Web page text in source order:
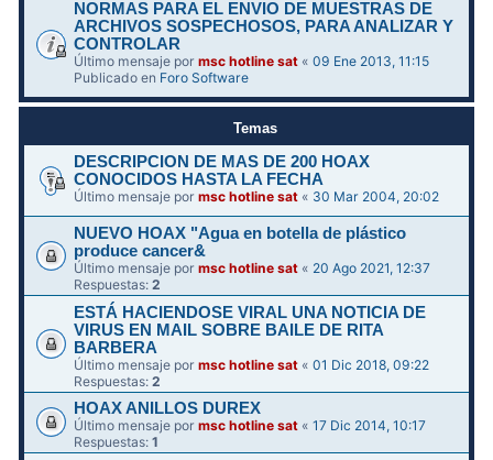
NORMAS PARA EL ENVIO DE MUESTRAS DE
ARCHIVOS SOSPECHOSOS, PARA ANALIZAR Y
CONTROLAR
Último mensaje pormsc hotline sat «09 Ene 2013, 11:15
Publicado en Foro Software
Temas
DESCRIPCION DE MAS DE 200 HOAX
CONOCIDOS HASTA LA FECHA
Último mensaje pormsc hotline sat « 30 Mar 2004, 20:02
NUEVO HOAX "Agua en botella de plástico
produce cancer&
Último mensaje pormsc hotline sat « 20 Ago 2021, 12:37
Respuestas:2
ESTÁ HACIENDOSE VIRAL UNA NOTICIA DE
VIRUS EN MAIL SOBRE BAILE DE RITA
BARBERA
Último mensaje pormsc hotline sat «01 Dic 2018, 09:22
Respuestas:2
HOAX ANILLOS DUREX
Último mensaje pormsc hotline sat «17 Dic 2014, 10:17
Respuestas:1